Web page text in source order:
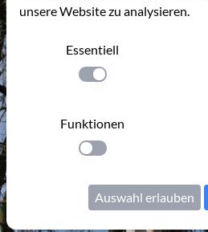
unsere Website zu analysieren.
Essentiell
Einstellung anwenden
Funktionen
Einstellung anwenden
Auswahl erlauben